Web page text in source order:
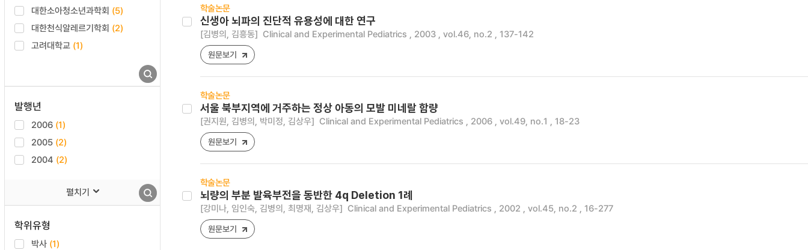
대한소아청소년과학회 (5)
대한천식알레르기학회 (2)
고려대학교 (1)
발행년
2006 (1)
2005 (2)
2004 (2)
펼치기
학위유형
박사 (1)
학술논문
신생아 뇌파의 진단적 유용성에 대한 연구
[김병의, 김흥동] Clinical and Experimental Pediatrics , 2003 , vol.46, no.2 , 137-142
원문보기
학술논문
서울 북부지역에 거주하는 정상 아동의 모발 미네랄 함량
[권지원, 김병의, 박미정, 김상우] Clinical and Experimental Pediatrics , 2006 , vol.49, no.1 , 18-23
원문보기
학술논문
뇌량의 부분 발육부전을 동반한 4q Deletion 1례
[강미나, 임인숙, 김병의, 최명재, 김상우] Clinical and Experimental Pediatrics , 2002 , vol.45, no.2 , 16-277
원문보기